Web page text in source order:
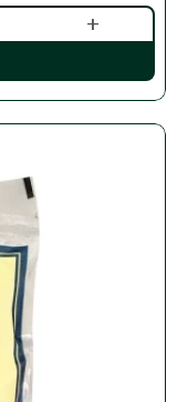
+